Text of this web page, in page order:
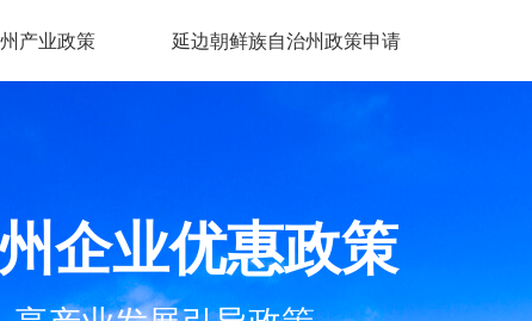
产业政策 延边朝鲜族自治州政策申请
企业优惠政策